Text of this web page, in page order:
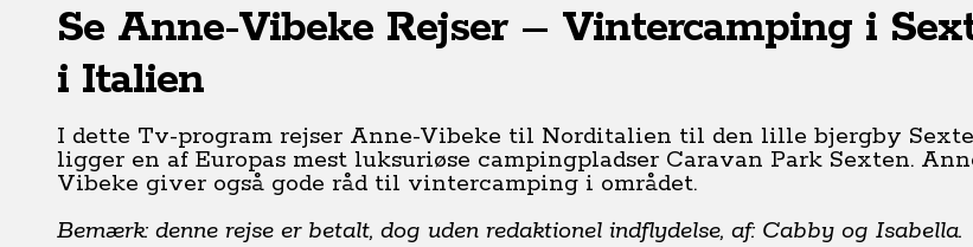
Se Anne-Vibeke Rejser – Vintercamping i
i Italien
I dette Tv-program rejser Anne-Vibeke til Norditalien til den lille bjergby
ligger en af Europas mest luksuriøse campingpladser Caravan Park Sexten.
Vibeke giver også gode råd til vintercamping i området.
Bemærk: denne rejse er betalt, dog uden redaktionel indflydelse, af: Cabby og Isabella.